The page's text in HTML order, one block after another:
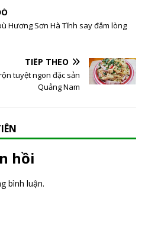
Hương Sơn Hà Tĩnh say đắm lòng
TIẾP THEO
tuyệt ngon đặc sản
Quảng Nam
hồi
bình luận.